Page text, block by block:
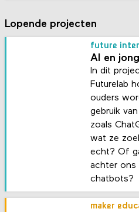
Lopende projecten
future
AI en
In dit
Futurelab
ouders
gebruik
zoals
wat ze
echt? Of
achter ons
chatbots?
maker